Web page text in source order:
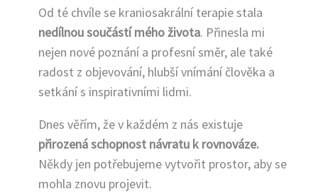
2013 Kurz Baby masáže,
Monika Deáková, ZÁZRAKY
DUŠE, Ostrava
2014-2015 Kurz Reflexní
terapie a Reflexní terapie
Harmonie, Ostrava
2018 Lektorský kurz NVI,
Přirozeného zlepšování
zraku, RNDr. Hana Maslowská,
Od té chvíle se kraniosakrální terapie stala
nedílnou součástí mého života. Přinesla mi
nejen nové poznání a profesní směr, ale také
radost z objevování, hlubší vnímání člověka a
setkání s inspirativními lidmi.
Dnes věřím, že v každém z nás existuje
přirozená schopnost návratu k rovnováze.
Někdy jen potřebujeme vytvořit prostor, aby se
mohla znovu projevit.